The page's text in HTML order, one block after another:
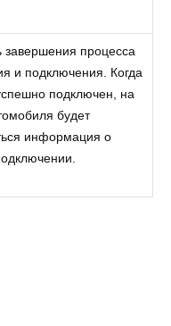
завершения процесса
и подключения. Когда
подключен, на
будет
информация о